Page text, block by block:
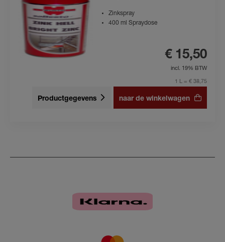
Zinkspray
400 ml Spraydose
€ 15,50
incl. 19% BTW
1 L = € 38,75
Productgegevens naar de winkelwagen